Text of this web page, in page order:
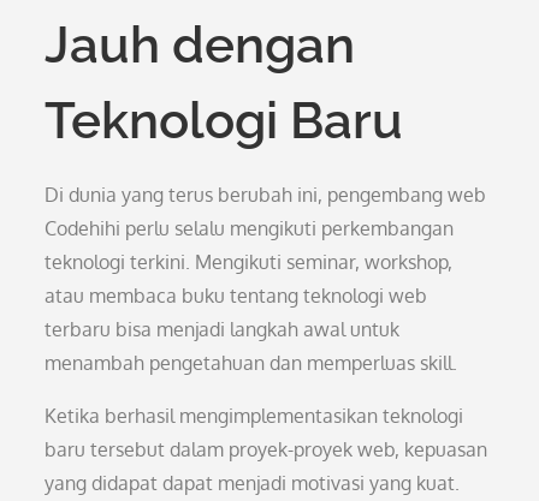
Jauh dengan
Teknologi Baru
Di dunia yang terus berubah ini, pengembang web
Codehihi perlu selalu mengikuti perkembangan
teknologi terkini. Mengikuti seminar, workshop,
atau membaca buku tentang teknologi web
terbaru bisa menjadi langkah awal untuk
menambah pengetahuan dan memperluas skill.
Ketika berhasil mengimplementasikan teknologi
baru tersebut dalam proyek-proyek web, kepuasan
yang didapat dapat menjadi motivasi yang kuat.